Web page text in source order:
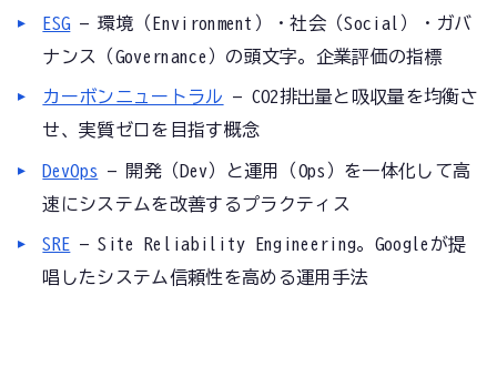
ESG — 環境（Environment）・社会（Social）・ガバ
ナンス（Governance）の頭文字。企業評価の指標
カーボンニュートラル — CO2排出量と吸収量を均衡さ
せ、実質ゼロを目指す概念
DevOps — 開発（Dev）と運用（Ops）を一体化して高
速にシステムを改善するプラクティス
SRE — Site Reliability Engineering。Googleが提
唱したシステム信頼性を高める運用手法